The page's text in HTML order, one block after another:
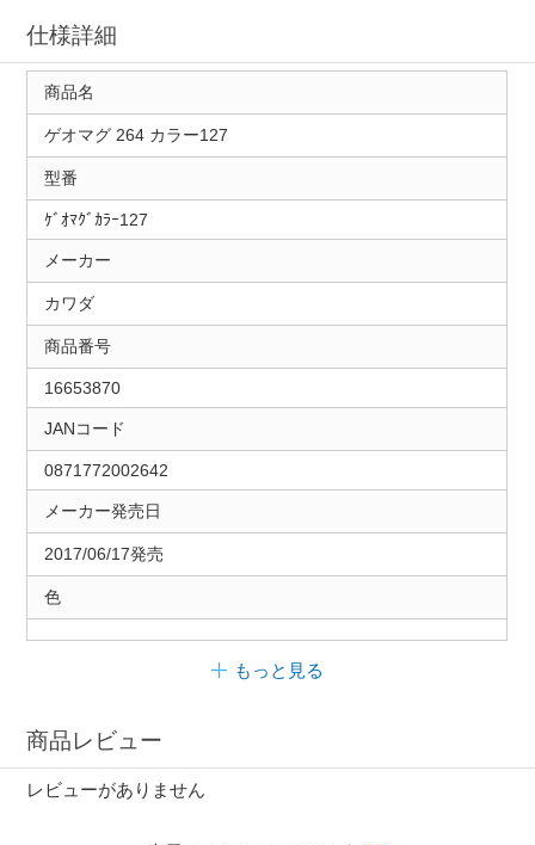
仕様詳細
商品名
ゲオマグ 264 カラー127
型番
ｹﾞｵﾏｸﾞｶﾗｰ127
メーカー
カワダ
商品番号
16653870
JANコード
0871772002642
メーカー発売日
2017/06/17発売
色
もっと見る
商品レビュー
レビューがありません